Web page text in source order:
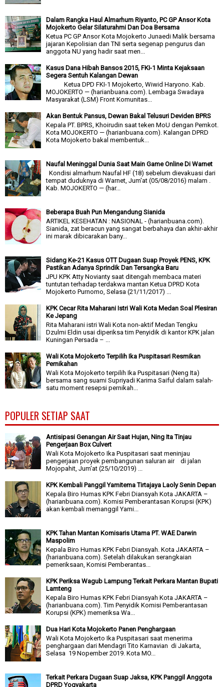
Dalam Rangka Haul Almarhum Riyanto, PC GP Ansor Kota
Mojokerto Gelar Silaturahmi Dan Doa Bersama
Ketua PC GP Ansor Kota Mojokerto Junaedi Malik bersama
jajaran Kepolisian dan TNI serta segenap pengurus dan
anggota NU yang hadir saat men...
Kasus Dana Hibah Bansos 2015, FKI-1 Minta Kejaksaan
Segera Sentuh Kalangan Dewan
Ketua DPD FKI-1 Mojokerto, Wiwid Haryono. Kab.
MOJOKERTO — (harianbuana.com). Lembaga Swadaya
Masyarakat (LSM) Front Komunitas...
Akan Bentuk Pansus, Dewan Bakal Telusuri Deviden BPRS
Kepala PT. BPRS, Khoirudin saat teken MoU dengan Pemkot.
Kota MOJOKERTO — (harianbuana.com). Kalangan DPRD
Kota Mojokerto bakal membentuk...
Naufal Meninggal Dunia Saat Main Game Online Di Warnet
Kondisi almarhum Naufal HF (18) sebelum dievakuasi dari
tempat duduknya di Warnet, Jum'at (05/08/2016) malam .
Kab. MOJOKERTO — (har...
Beberapa Buah Pun Mengandung Sianida
ARTIKEL KESEHATAN : NASIONAL - (harianbuana.com).
Sianida, zat beracun yang sangat berbahaya dan akhir-akhir
ini marak dibicarakan bany...
Sidang Ke-21 Kasus OTT Dugaan Suap Proyek PENS, KPK
Pastikan Adanya Sprindik Dan Tersangka Baru
JPU KPK Atty Novianty saat ditengah membaca materi
tuntutan terhadap terdakwa mantan Ketua DPRD Kota
Mojokerto Purnomo, Selasa (21/11/2017) ...
KPK Cecar Rita Maharani Istri Wali Kota Medan Soal Plesiran
Ke Jepang
Rita Maharani istri Wali Kota non-aktif Medan Tengku
Dzulmi Eldin usai diperiksa tim Penyidik di kantor KPK jalan
Kuningan Persada – ...
Wali Kota Mojokerto Terpilih Ika Puspitasari Resmikan
Pernikahan
Wali Kota Mojokerto terpilih Ika Puspitasari (Neng Ita)
bersama sang suami Supriyadi Karima Saiful dalam salah-
satu moment resepsi pernikah...
POPULER SETIAP SAAT
Antisipasi Genangan Air Saat Hujan, Ning Ita Tinjau
Pengerjaan Box Culvert
Wali Kota Mojokerto Ika Puspitasari saat meninjau
pengerjaan proyek pembangunan saluran air di jalan
Mojopahit, Jum'at (25/10/2019) ...
KPK Kembali Panggil Yamitema Tirtajaya Laoly Senin Depan
Kepala Biro Humas KPK Febri Diansyah Kota JAKARTA –
(harianbuana.com). Komisi Pemberantasan Korupsi (KPK)
akan kembali memanggil Yami...
KPK Tahan Mantan Komisaris Utama PT. WAE Darwin
Maspolim
Kepala Biro Humas KPK Febri Diansyah. Kota JAKARTA –
(harianbuana.com). Setelah dilakukan serangkaian
pemeriksaan, Komisi Pemberantas...
KPK Periksa Wagub Lampung Terkait Perkara Mantan Bupati
Lamteng
Kepala Biro Humas KPK Febri Diansyah Kota JAKARTA –
(harianbuana.com). Tim Penyidik Komisi Pemberantasan
Korupsi (KPK) memeriksa Wa...
Dua Hari Kota Mojokerto Panen Penghargaan
Wali Kota Mojokerto Ika Puspitasari saat menerima
penghargaan dari Mendagri Tito Karnavian di Jakarta,
Selasa 19 Nopember 2019. Kota MO...
Terkait Perkara Dugaan Suap Jaksa, KPK Panggil Anggota
DPRD Yogyakarta